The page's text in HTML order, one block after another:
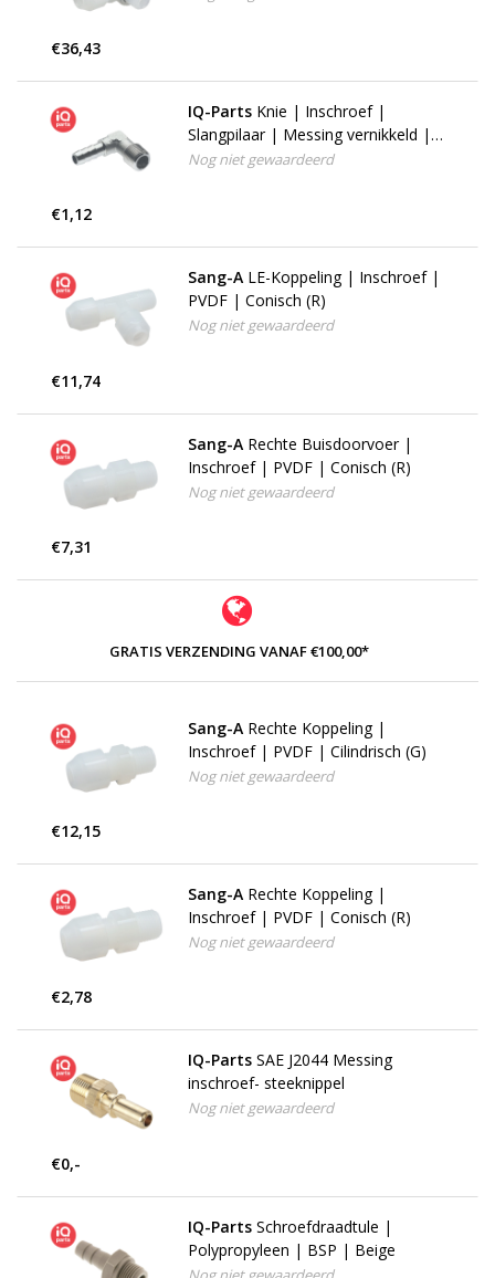
€36,43
IQ-Parts Knie | Inschroef |
Slangpilaar | Messing vernikkeld |
BSPT
Nog niet gewaardeerd
€1,12
Sang-A LE-Koppeling | Inschroef |
PVDF | Conisch (R)
Nog niet gewaardeerd
€11,74
Sang-A Rechte Buisdoorvoer |
Inschroef | PVDF | Conisch (R)
Nog niet gewaardeerd
€7,31
GRATIS VERZENDING VANAF €100,00*
Sang-A Rechte Koppeling |
Inschroef | PVDF | Cilindrisch (G)
Nog niet gewaardeerd
€12,15
Sang-A Rechte Koppeling |
Inschroef | PVDF | Conisch (R)
Nog niet gewaardeerd
€2,78
IQ-Parts SAE J2044 Messing
inschroef- steeknippel
Nog niet gewaardeerd
€0,-
IQ-Parts Schroefdraadtule |
Polypropyleen | BSP | Beige